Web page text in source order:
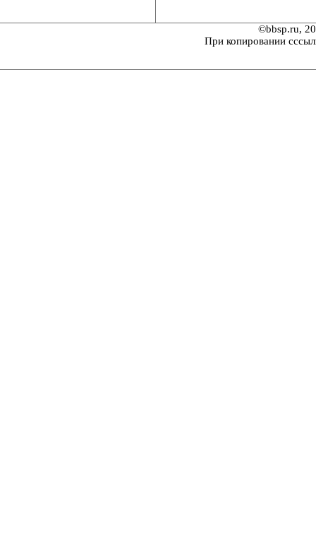
©bbsp.ru,
При копировании